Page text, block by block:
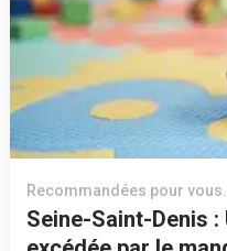
Recommandées pour
Seine-Saint-Denis